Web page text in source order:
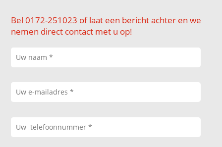
Bel 0172-251023 of laat een bericht achter en we
nemen direct contact met u op!